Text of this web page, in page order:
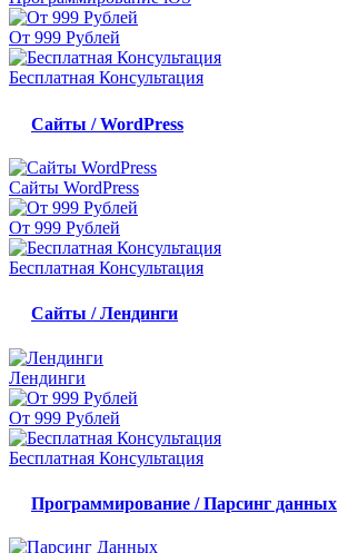
От 999 Рублей
Бесплатная Консультация
Сайты / WordPress
Сайты WordPress
От 999 Рублей
Бесплатная Консультация
Сайты / Лендинги
Лендинги
От 999 Рублей
Бесплатная Консультация
Программирование / Парсинг данных